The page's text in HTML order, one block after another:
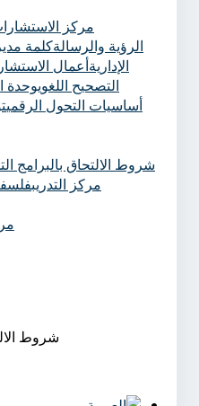
مركز
الرؤية والرسالةكلمة
الإداريةأعمال
التصحيح اللغويوحدة
أساسيات التحول الرقمي
شروط الالتحاق بالبرامج
مركز التدريب
شروط